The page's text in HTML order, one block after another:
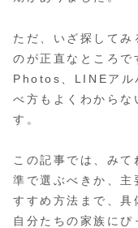
ただ、いざ探してみ
のが正直なところ
Photos、LINEアル
べ方もよくわからな
す。
この記事では、み
準で選ぶべきか、主
すすめ方法まで、具
自分たちの家族に